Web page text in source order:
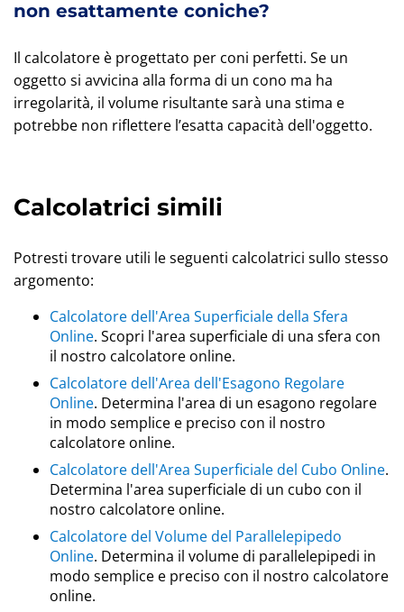
non esattamente coniche?
Il calcolatore è progettato per coni perfetti. Se un
oggetto si avvicina alla forma di un cono ma ha
irregolarità, il volume risultante sarà una stima e
potrebbe non riflettere l’esatta capacità dell'oggetto.
Calcolatrici simili
Potresti trovare utili le seguenti calcolatrici sullo stesso
argomento:
Calcolatore dell'Area Superficiale della Sfera
Online. Scopri l'area superficiale di una sfera con
il nostro calcolatore online.
Calcolatore dell'Area dell'Esagono Regolare
Online. Determina l'area di un esagono regolare
in modo semplice e preciso con il nostro
calcolatore online.
Calcolatore dell'Area Superficiale del Cubo Online.
Determina l'area superficiale di un cubo con il
nostro calcolatore online.
Calcolatore del Volume del Parallelepipedo
Online. Determina il volume di parallelepipedi in
modo semplice e preciso con il nostro calcolatore
online.